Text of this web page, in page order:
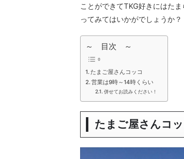
ことができてTKG好きにはた
ってみてはいかがでしょうか？
～ 目次 ～
たまご屋さんコッコ
営業は9時～14時くらい
併せてお読みください！
たまご屋さんコ